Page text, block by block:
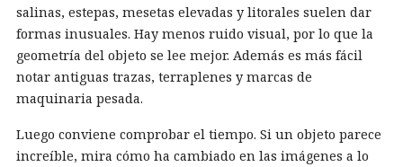
salinas, estepas, mesetas elevadas y litorales suelen dar
formas inusuales. Hay menos ruido visual, por lo que la
geometría del objeto se lee mejor. Además es más fácil
notar antiguas trazas, terraplenes y marcas de
maquinaria pesada.
Luego conviene comprobar el tiempo. Si un objeto parece
increíble, mira cómo ha cambiado en las imágenes a lo